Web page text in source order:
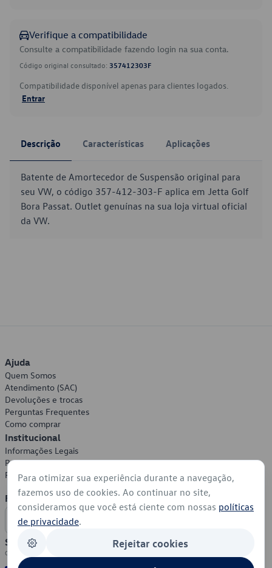
Verifique a compatibilidade
Consulte a compatibilidade fazendo login na sua conta.
Código original consultado: 357412303F
Compatibilidade disponível apenas para clientes logados.
Entrar
Descrição Características Aplicações
Batente de Amortecedor de Suspensão original para
seu VW, o código 357-412-303-F aplica em Jetta Golf
Bora Passat. Outlet genuínas na sua loja virtual oficial
da VW.
Ajuda
Quem Somos
Atendimento (SAC)
Devoluções e trocas
Perguntas Frequentes
Como comprar
Institucional
Informações Legais
Política de Privacidade
Política de Cookies
Formas de Pagamento
Segurança
Para otimizar sua experiência durante a navegação,
fazemos uso de cookies. Ao continuar no site,
consideramos que você está ciente com nossas políticas
de privacidade.
Rejeitar cookies